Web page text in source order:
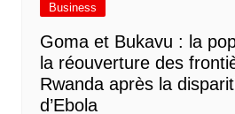
Business
Goma et Bukavu : la
la réouverture des
Rwanda après la
d’Ebola